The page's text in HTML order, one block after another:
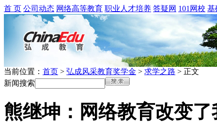
首 页 公司动态 网络高等教育 职业人才培养 答疑网 101网校 基
当前位置： 首页 > 弘成风采教育奖学金 > 求学之路 > 正文
新闻搜索
熊继坤：网络教育改变了